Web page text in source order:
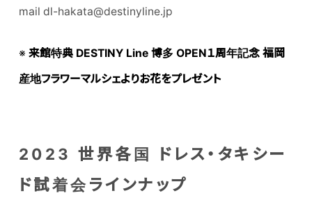
mail dl-hakata@destinyline.jp
※ 来館特典 DESTINY Line 博多 OPEN１周年記念 福岡
産地フラワーマルシェよりお花をプレゼント
2023 世界各国 ドレス・タキシー
ド試着会ラインナップ